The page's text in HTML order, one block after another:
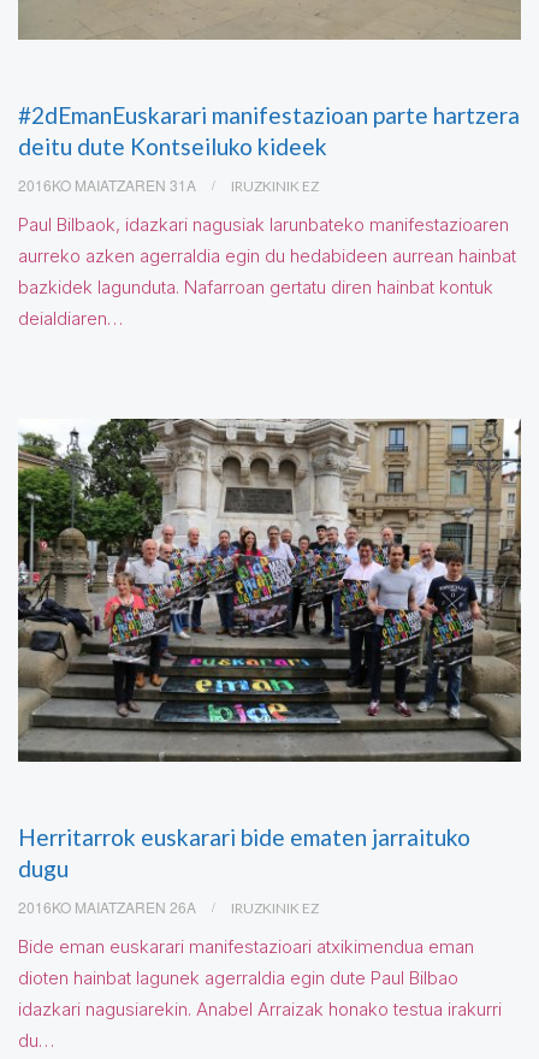
#2dEmanEuskarari manifestazioan parte hartzera
deitu dute Kontseiluko kideek
2016KO MAIATZAREN 31A IRUZKINIK EZ
Paul Bilbaok, idazkari nagusiak larunbateko manifestazioaren
aurreko azken agerraldia egin du hedabideen aurrean hainbat
bazkidek lagunduta. Nafarroan gertatu diren hainbat kontuk
deialdiaren…
Herritarrok euskarari bide ematen jarraituko
dugu
2016KO MAIATZAREN 26A IRUZKINIK EZ
Bide eman euskarari manifestazioari atxikimendua eman
dioten hainbat lagunek agerraldia egin dute Paul Bilbao
idazkari nagusiarekin. Anabel Arraizak honako testua irakurri
du…